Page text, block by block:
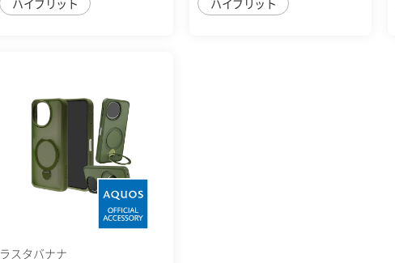
ハイブリット ハイブリット
ラスタバナナ